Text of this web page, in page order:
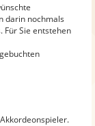
darin nochmals
Für Sie entstehen